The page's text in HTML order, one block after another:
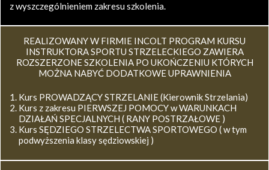
z wyszczególnieniem zakresu szkolenia.
REALIZOWANY W FIRMIE INCOLT PROGRAM KURSU
INSTRUKTORA SPORTU STRZELECKIEGO ZAWIERA
ROZSZERZONE SZKOLENIA PO UKOŃCZENIU KTÓRYCH
MOŻNA NABYĆ DODATKOWE UPRAWNIENIA
Kurs PROWADZĄCY STRZELANIE (Kierownik Strzelania)
Kurs z zakresu PIERWSZEJ POMOCY w WARUNKACH
DZIAŁAŃ SPECJALNYCH ( RANY POSTRZAŁOWE )
Kurs SĘDZIEGO STRZELECTWA SPORTOWEGO ( w tym
podwyższenia klasy sędziowskiej )